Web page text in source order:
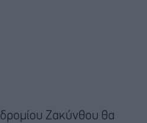
Ζακύνθου θα